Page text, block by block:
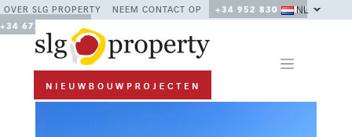
OVER SLG PROPERTY NEEM CONTACT OP
+34 952 830 378 /
+34 677 670 480
NL